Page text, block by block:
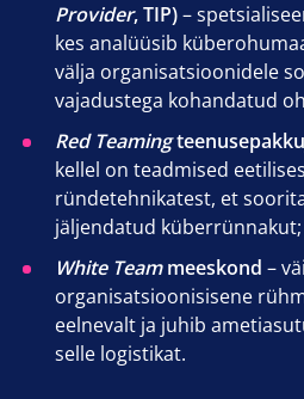
Provider, TIP)–
kes analüüsib
välja organisatsioonidele
vajadustega kohandatud
Red Teaming
kellel on teadmised
ründetehnikatest, et
jäljendatud küberrünnakut;
White Teammeeskond –
organisatsioonisisene
eelnevalt ja juhib
selle logistikat.